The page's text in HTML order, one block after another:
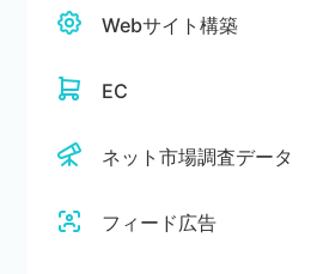
Webサイト構築
EC
ネット市場調査データ
フィード広告